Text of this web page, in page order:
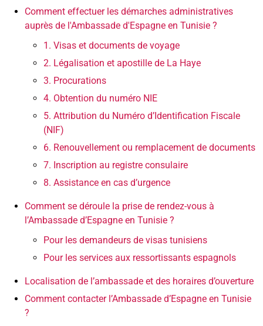
Comment effectuer les démarches administratives
auprès de l'Ambassade d'Espagne en Tunisie ?
1. Visas et documents de voyage
2. Légalisation et apostille de La Haye
3. Procurations
4. Obtention du numéro NIE
5. Attribution du Numéro d’Identification Fiscale
(NIF)
6. Renouvellement ou remplacement de documents
7. Inscription au registre consulaire
8. Assistance en cas d’urgence
Comment se déroule la prise de rendez-vous à
l’Ambassade d’Espagne en Tunisie ?
Pour les demandeurs de visas tunisiens
Pour les services aux ressortissants espagnols
Localisation de l’ambassade et des horaires d’ouverture
Comment contacter l’Ambassade d’Espagne en Tunisie
?